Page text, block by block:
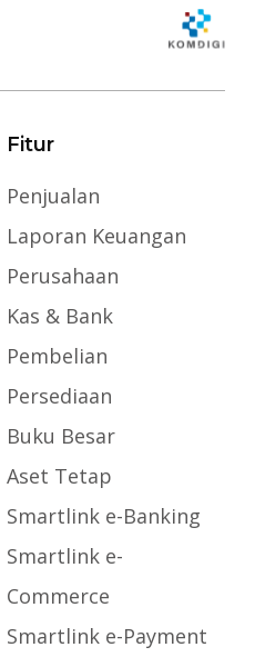
Fitur
Penjualan
Laporan Keuangan
Perusahaan
Kas & Bank
Pembelian
Persediaan
Buku Besar
Aset Tetap
Smartlink e-Banking
Smartlink e-
Commerce
Smartlink e-Payment